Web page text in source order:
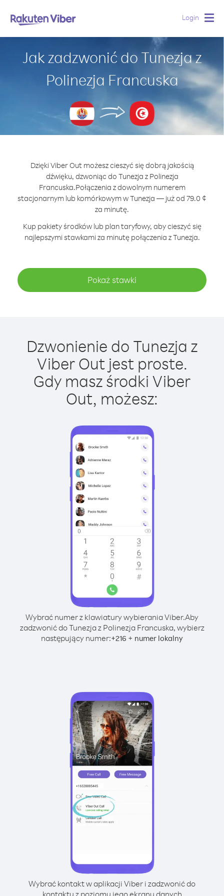
Login
Jak zadzwonić do Tunezja z
Polinezja Francuska
Dzięki Viber Out możesz cieszyć się dobrą jakością
dźwięku, dzwoniąc do Tunezja z Polinezja
Francuska.Połączenia z dowolnym numerem
stacjonarnym lub komórkowym w Tunezja — już od 79.0 ¢
za minutę.
Kup pakiety środków lub plan taryfowy, aby cieszyć się
najlepszymi stawkami za minutę połączenia z Tunezja.
Pokaż stawki
Dzwonienie do Tunezja z
Viber Out jest proste.
Gdy masz środki Viber
Out, możesz:
Wybrać numer z klawiatury wybierania Viber.Aby
zadzwonić do Tunezja z Polinezja Francuska, wybierz
następujący numer:+216 + numer lokalny
Wybrać kontakt w aplikacji Viber i zadzwonić do
kontaktu z poziomu jego ekranu danych